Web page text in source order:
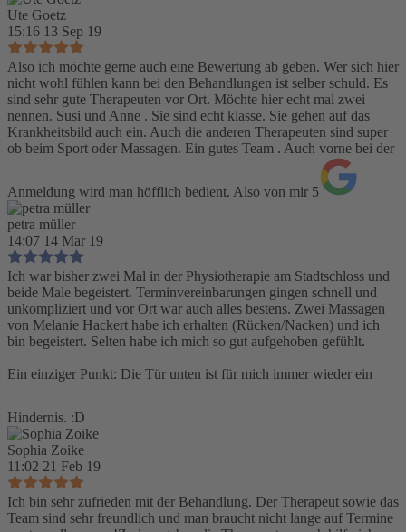
Ute Goetz
15:16 13 Sep 19
Also ich möchte gerne auch eine Bewertung ab geben. Wer sich hier
nicht wohl fühlen kann bei den Behandlungen ist selber schuld. Es
sind sehr gute Therapeuten vor Ort. Möchte hier echt mal zwei
nennen. Susi und Anne . Sie sind echt klasse. Sie gehen auf das
Krankheitsbild auch ein. Auch die anderen Therapeuten sind super
ob beim Sport oder Massagen. Ein gutes Team . Auch vorne bei der
Anmeldung wird man höfflich bedient. Also von mir 5
petra müller
14:07 14 Mar 19
Ich war bisher zwei Mal in der Physiotherapie am Stadtschloss und
beide Male begeistert. Terminvereinbarungen gingen schnell und
unkompliziert und vor Ort war auch alles bestens. Zwei Massagen
von Melanie Hackert habe ich erhalten (Rücken/Nacken) und ich
bin begeistert. Selten habe ich mich so gut aufgehoben gefühlt.
Ein einziger Punkt: Die Tür unten ist für mich immer wieder ein
Hindernis. :D
Sophia Zoike
11:02 21 Feb 19
Ich bin sehr zufrieden mit der Behandlung. Der Therapeut sowie das
Team sind sehr freundlich und man braucht nicht lange auf Termine